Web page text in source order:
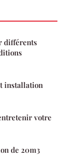
différents
installation
votre
de 20m3